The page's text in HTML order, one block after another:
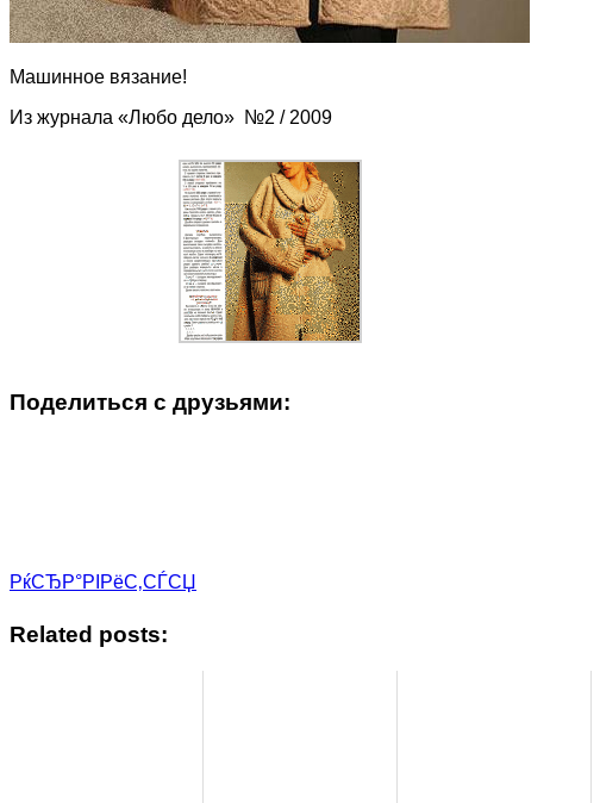
Машинное вязание!
Из журнала «Любо дело» №2 / 2009
Поделиться с друзьями:
РќСЂР°РІРёС‚СЃСЏ
Related posts: